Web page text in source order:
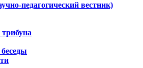
педагогический вестник)